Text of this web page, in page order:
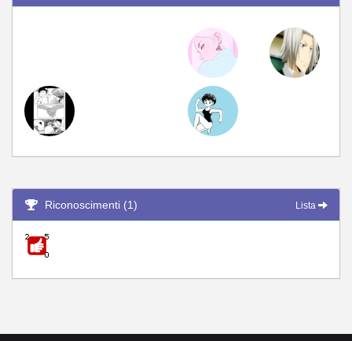
Riconoscimenti (1) Lista